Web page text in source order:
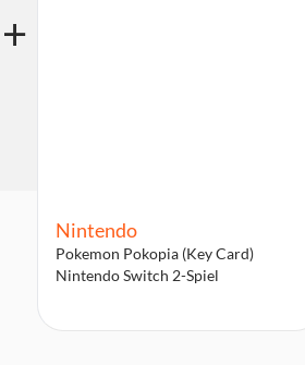
Nintendo
Pokemon Pokopia (Key Card)
Nintendo Switch 2-Spiel